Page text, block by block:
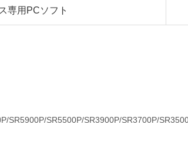
専用PCソフト
SR5900P/SR5500P/SR3900P/SR3700P/